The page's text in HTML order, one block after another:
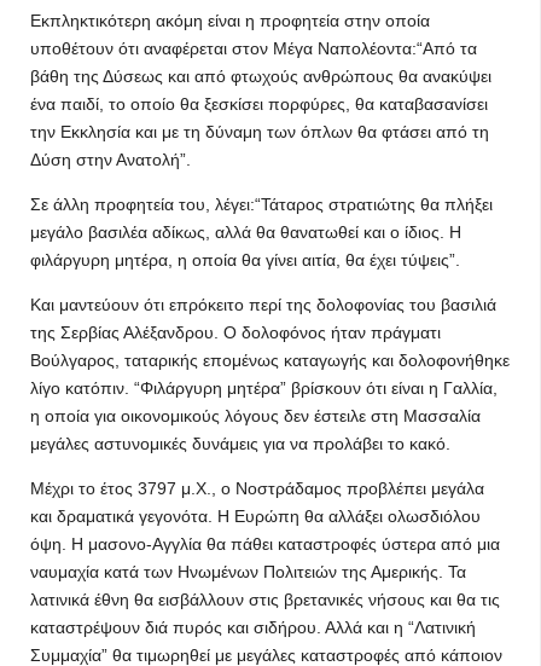
Εκπληκτικότερη ακόμη είναι η προφητεία στην οποία
υποθέτουν ότι αναφέρεται στον Μέγα Ναπολέοντα:“Από τα
βάθη της Δύσεως και από φτωχούς ανθρώπους θα ανακύψει
ένα παιδί, το οποίο θα ξεσκίσει πορφύρες, θα καταβασανίσει
την Εκκλησία και με τη δύναμη των όπλων θα φτάσει από τη
Δύση στην Ανατολή”.
Σε άλλη προφητεία του, λέγει:“Τάταρος στρατιώτης θα πλήξει
μεγάλο βασιλέα αδίκως, αλλά θα θανατωθεί και ο ίδιος. Η
φιλάργυρη μητέρα, η οποία θα γίνει αιτία, θα έχει τύψεις”.
Και μαντεύουν ότι επρόκειτο περί της δολοφονίας του βασιλιά
της Σερβίας Αλέξανδρου. Ο δολοφόνος ήταν πράγματι
Βούλγαρος, ταταρικής επομένως καταγωγής και δολοφονήθηκε
λίγο κατόπιν. “Φιλάργυρη μητέρα” βρίσκουν ότι είναι η Γαλλία,
η οποία για οικονομικούς λόγους δεν έστειλε στη Μασσαλία
μεγάλες αστυνομικές δυνάμεις για να προλάβει το κακό.
Μέχρι το έτος 3797 μ.Χ., ο Νοστράδαμος προβλέπει μεγάλα
και δραματικά γεγονότα. Η Ευρώπη θα αλλάξει ολωσδιόλου
όψη. Η μασονο-Αγγλία θα πάθει καταστροφές ύστερα από μια
ναυμαχία κατά των Ηνωμένων Πολιτειών της Αμερικής. Τα
λατινικά έθνη θα εισβάλλουν στις βρετανικές νήσους και θα τις
καταστρέψουν διά πυρός και σιδήρου. Αλλά και η “Λατινική
Συμμαχία” θα τιμωρηθεί με μεγάλες καταστροφές από κάποιον